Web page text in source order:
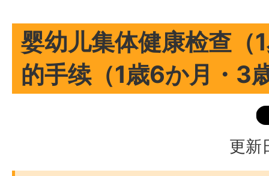
婴幼儿集体健康检查（
的手续（1歳6か月・3
更新